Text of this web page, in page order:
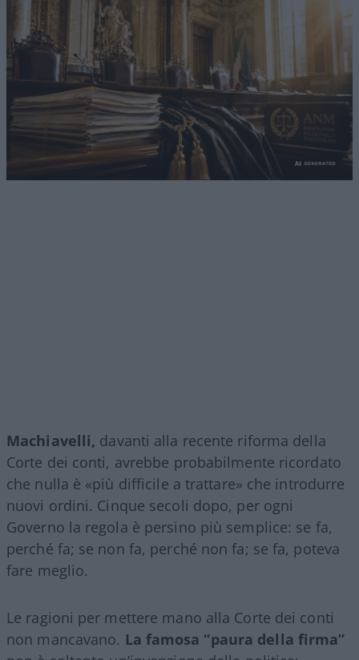
Machiavelli, davanti alla recente riforma della
Corte dei conti, avrebbe probabilmente ricordato
che nulla è «più difficile a trattare» che introdurre
nuovi ordini. Cinque secoli dopo, per ogni
Governo la regola è persino più semplice: se fa,
perché fa; se non fa, perché non fa; se fa, poteva
fare meglio.
Le ragioni per mettere mano alla Corte dei conti
non mancavano. La famosa “paura della firma”